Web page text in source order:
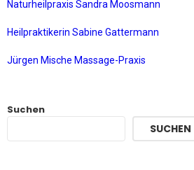
Naturheilpraxis Sandra Moosmann
Heilpraktikerin Sabine Gattermann
Jürgen Mische Massage-Praxis
Suchen
SUCHEN